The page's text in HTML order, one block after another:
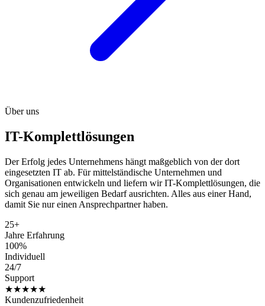
Über uns
IT-Komplettlösungen
Der Erfolg jedes Unternehmens hängt maßgeblich von der dort
eingesetzten IT ab. Für mittelständische Unternehmen und
Organisationen entwickeln und liefern wir IT-Komplettlösungen, die
sich genau am jeweiligen Bedarf ausrichten. Alles aus einer Hand,
damit Sie nur einen Ansprechpartner haben.
25+
Jahre Erfahrung
100%
Individuell
24/7
Support
★★★★★
Kundenzufriedenheit